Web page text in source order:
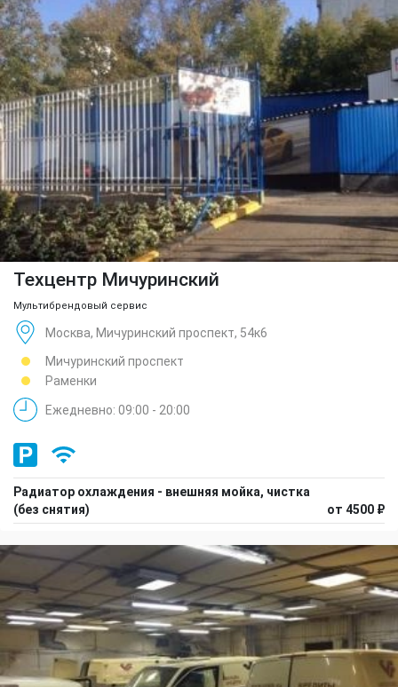
Техцентр Мичуринский
Мультибрендовый сервис
Москва, Мичуринский проспект, 54к6
Мичуринский проспект
Раменки
Ежедневно: 09:00 - 20:00
Радиатор охлаждения - внешняя мойка, чистка
(без снятия)
от 4500 ₽